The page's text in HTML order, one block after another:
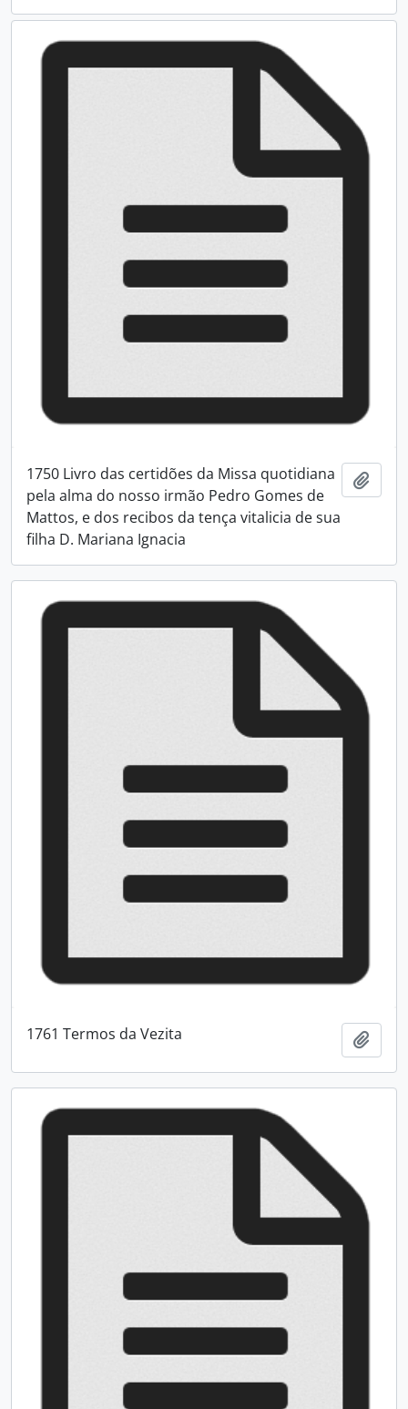
1750 Livro das certidões da Missa quotidiana
pela alma do nosso irmão Pedro Gomes de
Mattos, e dos recibos da tença vitalicia de sua
filha D. Mariana Ignacia
1761 Termos da Vezita